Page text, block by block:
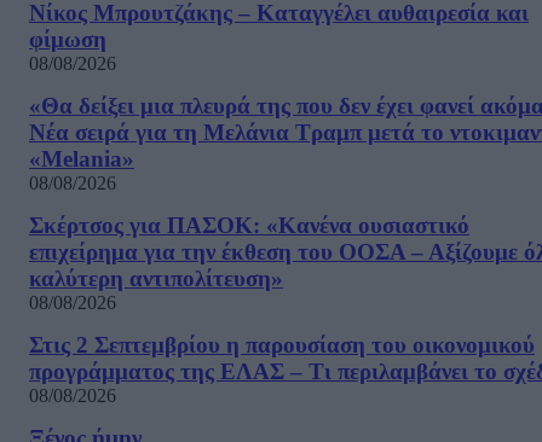
Νίκος Μπρουτζάκης – Καταγγέλει αυθαιρεσία και
φίμωση
08/08/2026
«Θα δείξει μια πλευρά της που δεν έχει φανεί
Νέα σειρά για τη Μελάνια Τραμπ μετά το
«Melania»
08/08/2026
Σκέρτσος για ΠΑΣΟΚ: «Κανένα ουσιαστικό
επιχείρημα για την έκθεση του ΟΟΣΑ – Αξίζουμε
καλύτερη αντιπολίτευση»
08/08/2026
Στις 2 Σεπτεμβρίου η παρουσίαση του οικονομικού
προγράμματος της ΕΛΑΣ – Τι περιλαμβάνει το
08/08/2026